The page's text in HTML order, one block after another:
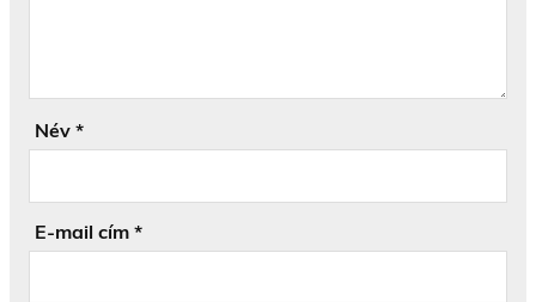
Név *
E-mail cím *